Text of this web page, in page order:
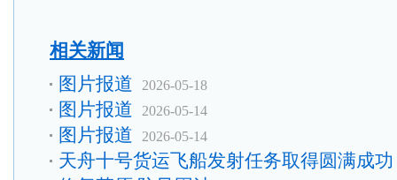
相关新闻
图片报道 2026-05-18
图片报道 2026-05-14
图片报道 2026-05-14
天舟十号货运飞船发射任务取得圆满成功